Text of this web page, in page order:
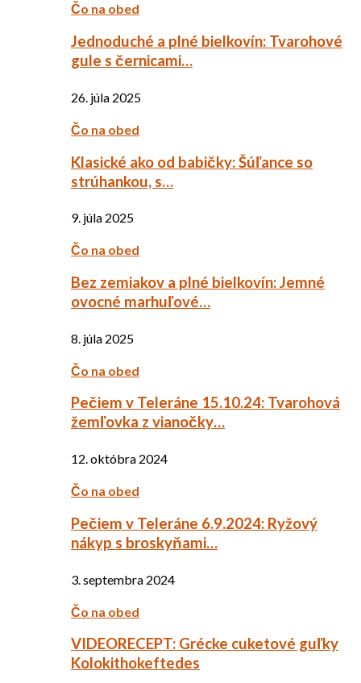
Čo na obed
Jednoduché a plné bielkovín: Tvarohové
gule s černicami…
26. júla 2025
Čo na obed
Klasické ako od babičky: Šúľance so
strúhankou, s…
9. júla 2025
Čo na obed
Bez zemiakov a plné bielkovín: Jemné
ovocné marhuľové…
8. júla 2025
Čo na obed
Pečiem v Teleráne 15.10.24: Tvarohová
žemľovka z vianočky…
12. októbra 2024
Čo na obed
Pečiem v Teleráne 6.9.2024: Ryžový
nákyp s broskyňami…
3. septembra 2024
Čo na obed
VIDEORECEPT: Grécke cuketové guľky
Kolokithokeftedes